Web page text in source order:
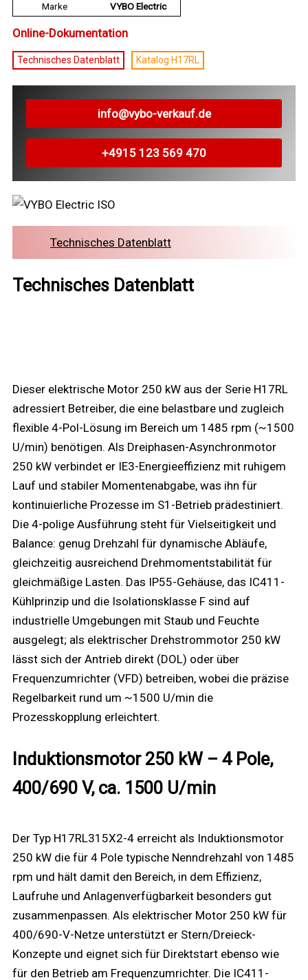
Marke
VYBO Electric
Online-Dokumentation
Technisches Datenblatt Katalog H17RL
info@vybo-verkauf.de
+4915 123 569 470
Technisches Datenblatt
Technisches Datenblatt
Dieser elektrische Motor 250 kW aus der Serie H17RL
adressiert Betreiber, die eine belastbare und zugleich
flexible 4-Pol-Lösung im Bereich um 1485 rpm (~1500
U/min) benötigen. Als Dreiphasen-Asynchronmotor
250 kW verbindet er IE3-Energieeffizienz mit ruhigem
Lauf und stabiler Momentenabgabe, was ihn für
kontinuierliche Prozesse im S1-Betrieb prädestiniert.
Die 4-polige Ausführung steht für Vielseitigkeit und
Balance: genug Drehzahl für dynamische Abläufe,
gleichzeitig ausreichend Drehmomentstabilität für
gleichmäßige Lasten. Das IP55-Gehäuse, das IC411-
Kühlprinzip und die Isolationsklasse F sind auf
industrielle Umgebungen mit Staub und Feuchte
ausgelegt; als elektrischer Drehstrommotor 250 kW
lässt sich der Antrieb direkt (DOL) oder über
Frequenzumrichter (VFD) betreiben, wobei die präzise
Regelbarkeit rund um ~1500 U/min die
Prozesskopplung erleichtert.
Induktionsmotor 250 kW – 4 Pole,
400/690 V, ca. 1500 U/min
Der Typ H17RL315X2-4 erreicht als Induktionsmotor
250 kW die für 4 Pole typische Nenndrehzahl von 1485
rpm und hält damit den Bereich, in dem Effizienz,
Laufruhe und Anlagenverfügbarkeit besonders gut
zusammenpassen. Als elektrischer Motor 250 kW für
400/690-V-Netze unterstützt er Stern/Dreieck-
Konzepte und eignet sich für Direktstart ebenso wie
für den Betrieb am Frequenzumrichter. Die IC411-